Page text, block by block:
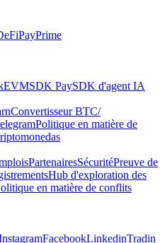
PayPrime
SDK PaySDK d'agent IA
Convertisseur BTC/
Politique en matière de
PartenairesSécuritéPreuve de
Hub d'exploration des
en matière de conflits
FacebookLinkedinTradin